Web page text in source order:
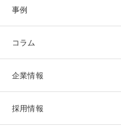
事例
コラム
企業情報
採用情報